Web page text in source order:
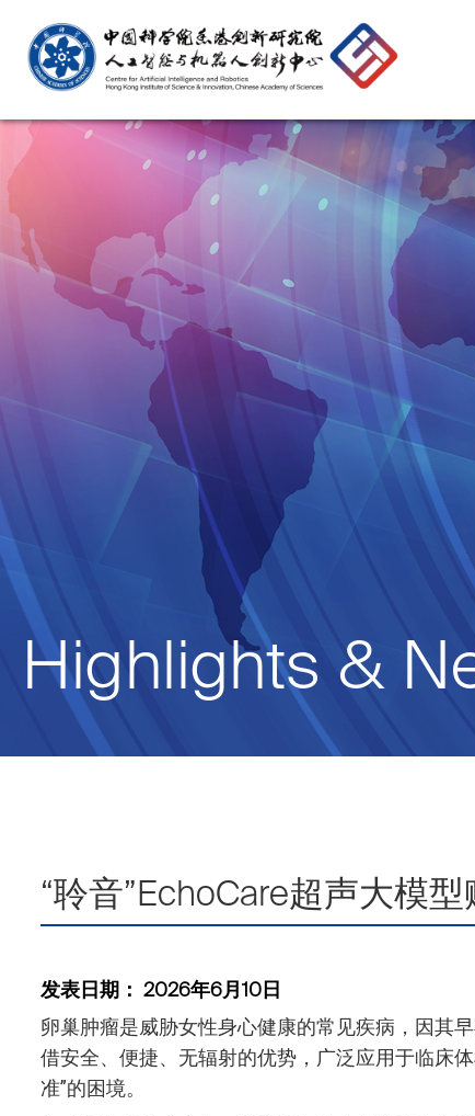
Highlights &
“聆音”EchoCare超声大模
发表日期： 2026年6月10日
卵巢肿瘤是威胁女性身心健康的常见疾病，因其
借安全、便捷、无辐射的优势，广泛应用于临床
准”的困境。